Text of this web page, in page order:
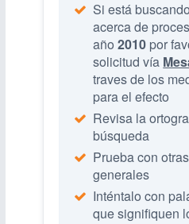
Si está
acerca de
año2010 por
solicitud vía
traves de los
para el efecto
Revisa la
búsqueda
Prueba con
generales
Inténtalo con
que signifiquen